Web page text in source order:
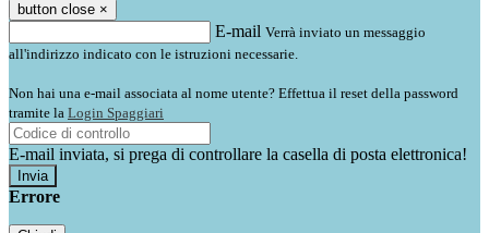
button close ×
E-mail Verrà inviato un messaggio
all'indirizzo indicato con le istruzioni necessarie.
Non hai una e-mail associata al nome utente? Effettua il reset della password
tramite la Login Spaggiari
E-mail inviata, si prega di controllare la casella di posta elettronica!
Errore